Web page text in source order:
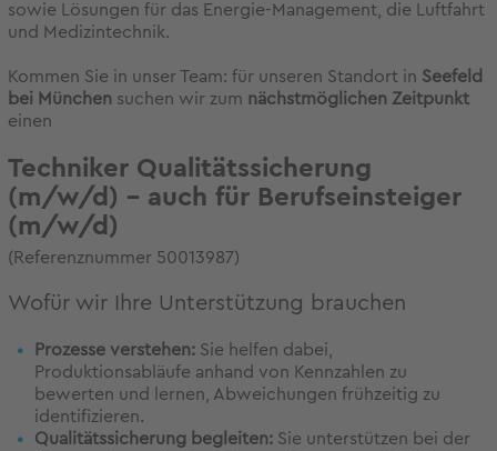
sowie Lösungen für das Energie-Management, die Luftfahrt
und Medizintechnik.
Kommen Sie in unser Team: für unseren Standort in Seefeld
bei München suchen wir zum nächstmöglichen Zeitpunkt
einen
Techniker Qualitätssicherung
(m/w/d) – auch für Berufseinsteiger
(m/w/d)
(Referenznummer 50013987)
Wofür wir Ihre Unterstützung brauchen
Prozesse verstehen: Sie helfen dabei,
Produktionsabläufe anhand von Kennzahlen zu
bewerten und lernen, Abweichungen frühzeitig zu
identifizieren.
Qualitätssicherung begleiten: Sie unterstützen bei der